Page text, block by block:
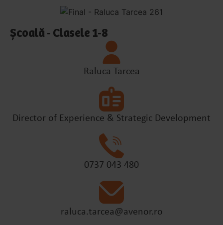
Școală - Clasele 1-8
Raluca Tarcea
Director of Experience & Strategic Development
0737 043 480
raluca.tarcea@avenor.ro